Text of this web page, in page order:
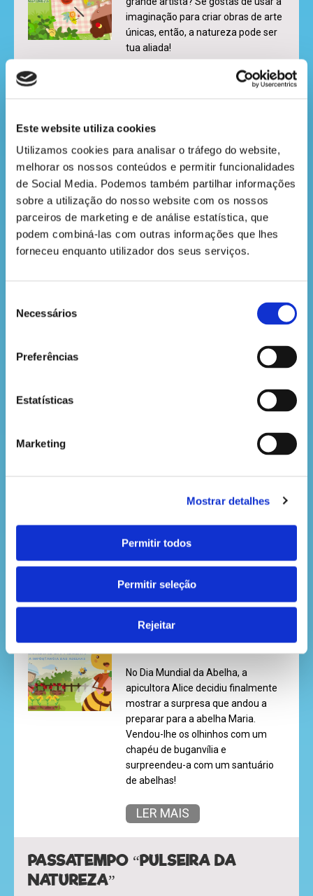
Este website utiliza cookies
Utilizamos cookies para analisar o tráfego do website,
melhorar os nossos conteúdos e permitir funcionalidades
de Social Media. Podemos também partilhar informações
sobre a utilização do nosso website com os nossos
parceiros de marketing e de análise estatística, que
podem combiná-las com outras informações que lhes
forneceu enquanto utilizador dos seus serviços.
Necessários
Preferências
Estatísticas
Marketing
Mostrar detalhes
Permitir todos
Permitir seleção
Rejeitar
imaginação para criar obras de arte
únicas, então, a natureza pode ser
tua aliada!
UMA VERDADEIRA AULA DE
DIREITO!
Num cantinho sossegado, à sombra
de um pinheiro, a professora
pausa para preparar a próxima aula.
Como ontem foi o Dia da Criança,
ela quer falar com os seus alunos
COMO AS PLANTAS FOGEM DO
Que bom receber-te aqui no meu
laboratório! Gosto sempre de ver
a nossa maravilhosa natureza.
LER MAIS
DIA MUNDIAL DA ABELHA – A
IMPORTÂNCIA DAS ABELHAS
DIA MUNDIAL DA ABELHA – POR
No Dia Mundial da Abelha, a
apicultora Alice decidiu finalmente
mostrar a surpresa que andou a
preparar para a abelha Maria.
Vendou-lhe os olhinhos com um
chapéu de buganvília e
surpreendeu-a com um santuário
de abelhas!
LER MAIS
PASSATEMPO “PULSEIRA DA
NATUREZA”